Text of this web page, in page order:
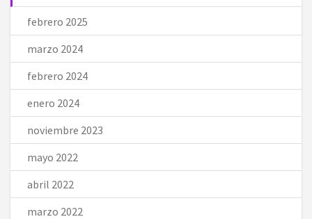
febrero 2025
marzo 2024
febrero 2024
enero 2024
noviembre 2023
mayo 2022
abril 2022
marzo 2022